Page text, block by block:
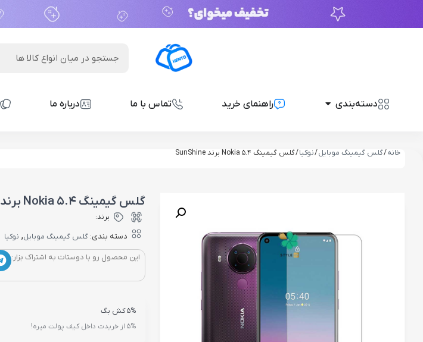
دسته‌بندی راهنمای خرید تماس با ما درباره ما
خانه/گلس گیمینگ موبایل/نوکیا/ گلس گیمینگ Nokia 5.4 برند SunShine
گلس گیمینگ Nokia 5.4 برند SunShine
برند:
دسته بندی:گلس گیمینگ موبایل, نوکیا
این محصول رو با دوستات به اشتراک بزار:
5% کش بگ
5% از خریدت داخل کیف پولت میره!